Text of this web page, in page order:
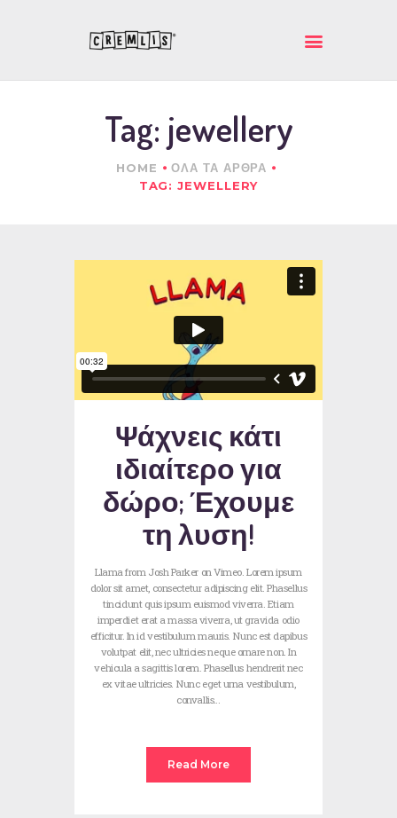
Tag: jewellery
HOME
ΟΛΑ ΤΑ ΑΡΘΡΑ
TAG: JEWELLERY
ΚΡΕΜΛΗΣ ΙΚΕ
ΑΡΧΙΚΗ
ΠΡΟΪΟΝΤΑ
Ψάχνεις κάτι
ιδιαίτερο για
δώρο; Έχουμε
τη λυση!
Llama from Josh Parker on Vimeo. Lorem ipsum
dolor sit amet, consectetur adipiscing elit. Phasellus
tincidunt quis ipsum euismod viverra. Etiam
imperdiet erat a massa viverra, ut gravida odio
efficitur. In id vestibulum mauris. Nunc est dapibus
volutpat elit, nec ultricies neque ornare non. In
vehicula a sagittis lorem. Phasellus hendrerit nec
ex vitae ultricies. Nunc eget urna vestibulum,
convallis…
Read More